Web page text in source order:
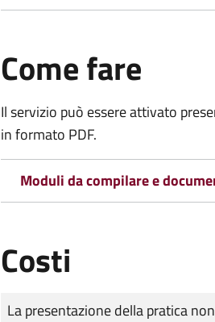
Come fare
Il servizio può essere attivato
in formato PDF.
Moduli da compilare e
Costi
Tipo di pagamento
Importo
La presentazione della pratica